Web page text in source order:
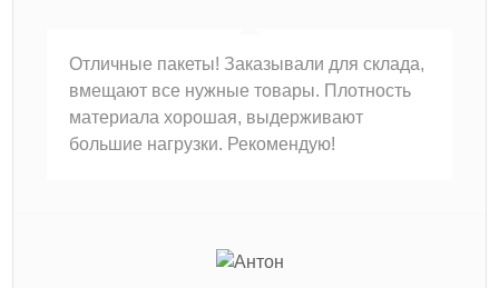
Отличные пакеты! Заказывали для склада,
вмещают все нужные товары. Плотность
материала хорошая, выдерживают
большие нагрузки. Рекомендую!